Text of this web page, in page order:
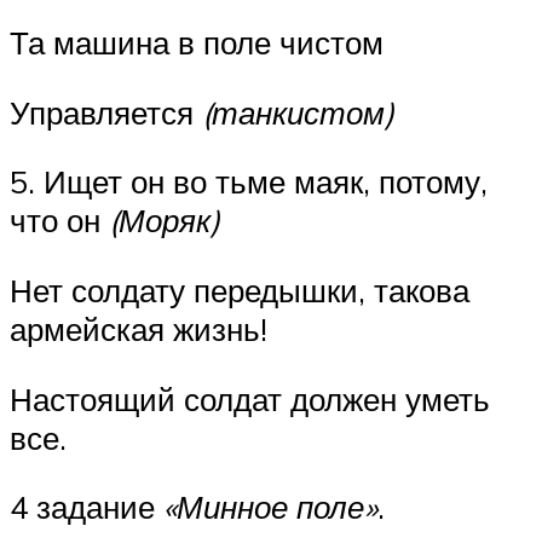
Та машина в поле чистом
Управляется (танкистом)
5. Ищет он во тьме маяк, потому,
что он (Моряк)
Нет солдату передышки, такова
армейская жизнь!
Настоящий солдат должен уметь
все.
4 задание «Минное поле».